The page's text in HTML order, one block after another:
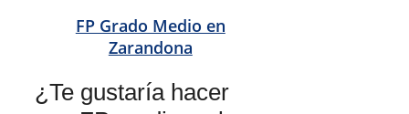
FP Grado Medio en
Zarandona
¿Te gustaría hacer